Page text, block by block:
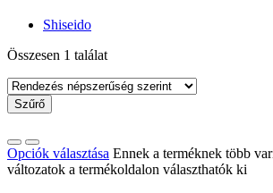
Shiseido
Összesen 1 találat
Szűrő
Opciók választása Ennek a terméknek több
változatok a termékoldalon választhatók ki